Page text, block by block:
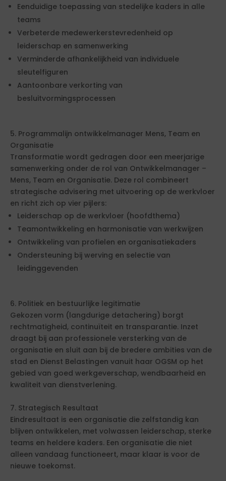
Eenduidige toepassing van stedelijke kaders in alle
teams
Verbeterde medewerkerstevredenheid op
leiderschap en samenwerking
Verminderde afhankelijkheid van individuele
sleutelfiguren
Aantoonbare verkorting van
besluitvormingsprocessen
5. Programmalijn ontwikkelmanager Mens, Team en
Organisatie
Transformatie wordt gedragen door een meerjarige
samenwerking onder de rol van Ontwikkelmanager –
Mens, Team en Organisatie. Deze rol combineert
strategische advisering met uitvoering op de werkvloer
en richt zich op vier pijlers:
Leiderschap op de werkvloer (hoofdthema)
Teamontwikkeling en harmonisatie van werkwijzen
Ontwikkeling van profielen en organisatiekaders
Ondersteuning bij werving en selectie van
leidinggevenden
6. Politiek en bestuurlijke legitimatie
Gekozen vorm (langdurige detachering) borgt
rechtmatigheid, continuïteit en transparantie. Inzet
draagt bij aan professionele versterking van de
organisatie en sluit aan bij de bredere ambities van de
stad en Dienst Belastingen vanuit haar OGSM op het
gebied van goed werkgeverschap, wendbaarheid en
kwaliteit van dienstverlening.
7. Strategisch Resultaat
Eindresultaat is een organisatie die zelfstandig kan
blijven ontwikkelen, met volwassen leiderschap, sterke
teams en heldere kaders. Een organisatie die niet
alleen vandaag functioneert, maar klaar is voor de
nieuwe toekomst.